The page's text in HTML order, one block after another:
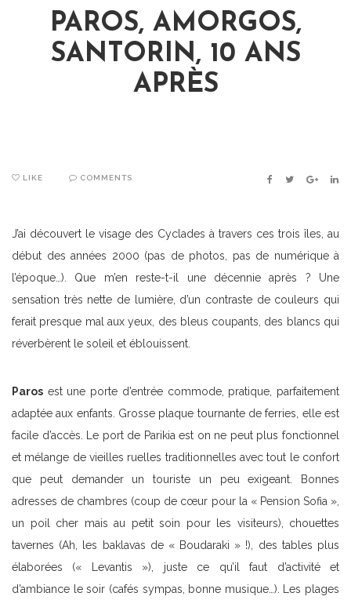
PAROS, AMORGOS,
SANTORIN, 10 ANS
APRÈS
LIKE COMMENTS FACEBOOK
TWITTER
J’ai découvert le visage des Cyclades à travers ces trois îles, au
début des années 2000 (pas de photos, pas de numérique à
l’époque…). Que m’en reste-t-il une décennie après ? Une
sensation très nette de lumière, d’un contraste de couleurs qui
ferait presque mal aux yeux, des bleus coupants, des blancs qui
réverbèrent le soleil et éblouissent.
Paros est une porte d’entrée commode, pratique, parfaitement
adaptée aux enfants. Grosse plaque tournante de ferries, elle est
facile d’accès. Le port de Parikia est on ne peut plus fonctionnel
et mélange de vieilles ruelles traditionnelles avec tout le confort
que peut demander un touriste un peu exigeant. Bonnes
adresses de chambres (coup de cœur pour la « Pension Sofia »,
un poil cher mais au petit soin pour les visiteurs), chouettes
tavernes (Ah, les baklavas de « Boudaraki » !), des tables plus
élaborées (« Levantis »), juste ce qu’il faut d’activité et
d’ambiance le soir (cafés sympas, bonne musique…). Les plages